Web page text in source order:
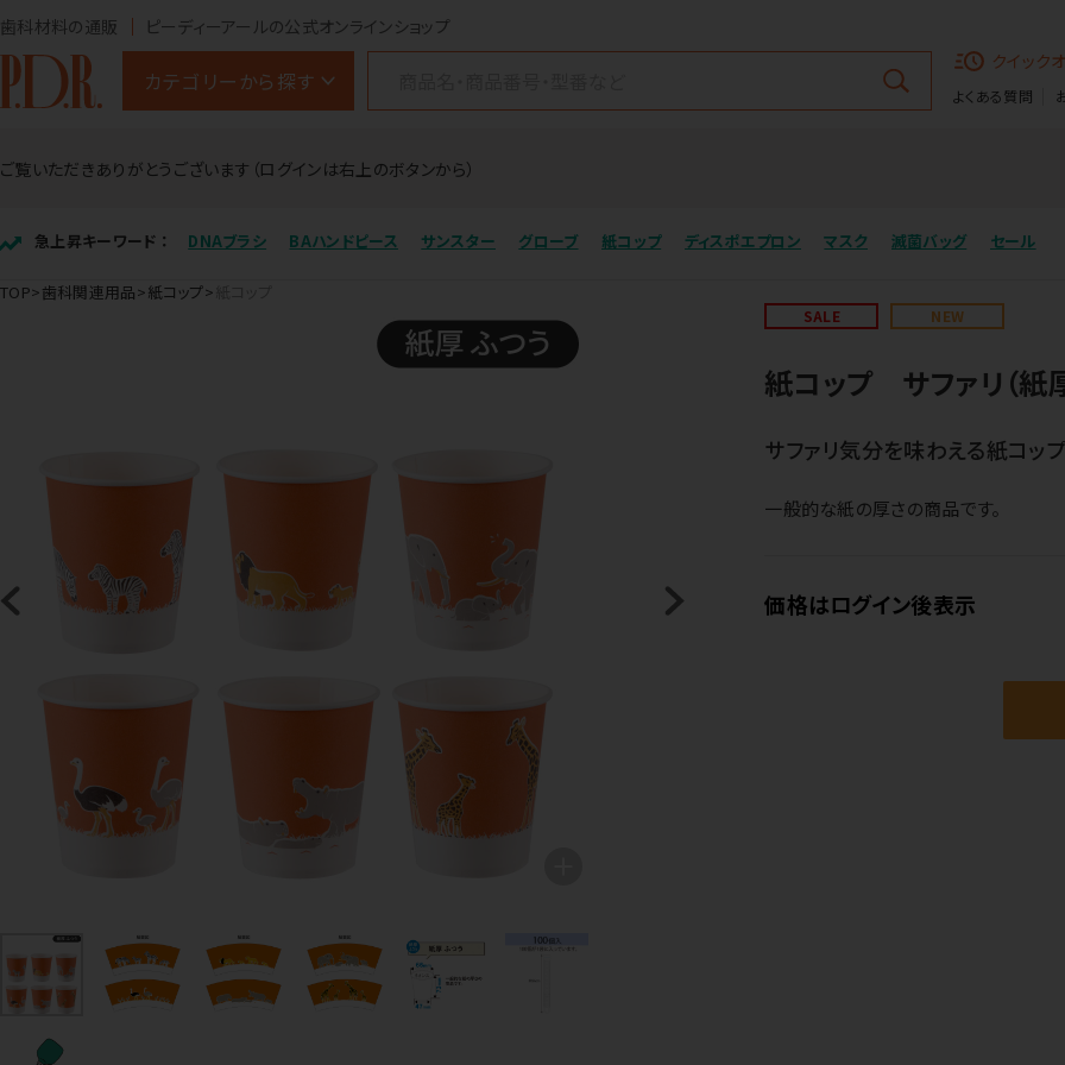
歯科材料の通販 ピーディーアールの公式オンラインショップ
カテゴリーから探す
クイック
よくある質問
ご覧いただきありがとうございます（ログインは右上のボタンから）
急上昇キーワード ： DNAブラシ BAハンドピース サンスター グローブ 紙コップ ディスポエプロン マスク 滅菌バッグ セール
TOP 歯科関連用品 紙コップ
SALE NEW
紙コップ サファリ（紙厚
サファリ気分を味わえる紙コップ
一般的な紙の厚さの商品です。
価格はログイン後表示